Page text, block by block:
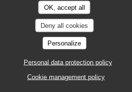
OK, accept all
Deny all cookies
Personalize
Personal data protection policy
Cookie management policy
3